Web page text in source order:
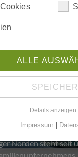
und
im Wandel
Norden steht
ALLE
Details anzeigen
Impressum |